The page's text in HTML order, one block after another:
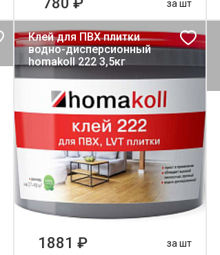
за шт
Клей для ПВХ плитки
водно-дисперсионный
homakoll 222 3,5кг
1881 ₽ за шт